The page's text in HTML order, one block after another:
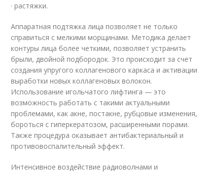
· растяжки.
Аппаратная подтяжка лица позволяет не только
справиться с мелкими морщинами. Методика делает
контуры лица более четкими, позволяет устранить
брыли, двойной подбородок. Это происходит за счет
создания упругого коллагенового каркаса и активации
выработки новых коллагеновых волокон.
Использование игольчатого лифтинга — это
возможность работать с такими актуальными
проблемами, как акне, постакне, рубцовые изменения,
бороться с гиперкератозом, расширенными порами.
Также процедура оказывает антибактериальный и
противовоспалительный эффект.
Интенсивное воздействие радиоволнами и